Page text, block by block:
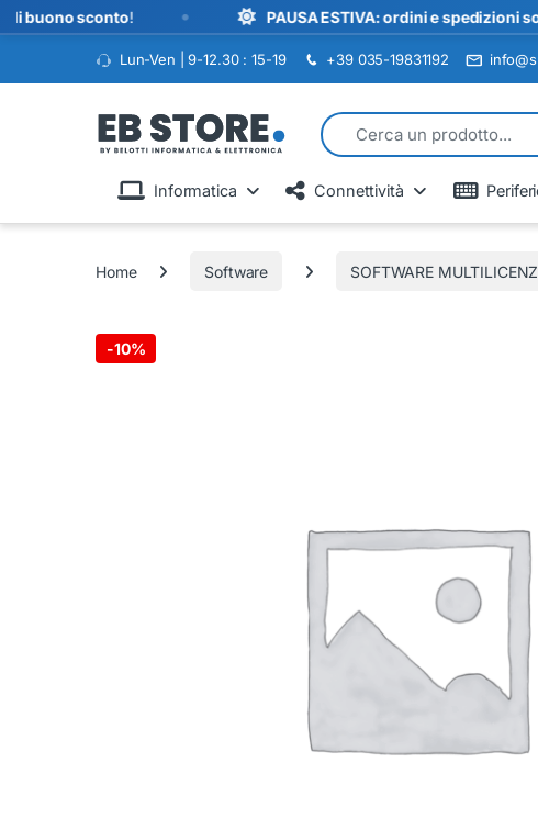
sconto! PAUSA ESTIVA: ordini e spedizioni
Lun-Ven | 9-12.30 : 15-19 +39 035-19831192
Search for:
Informatica Connettività
Home Software SOFTWARE
-10%